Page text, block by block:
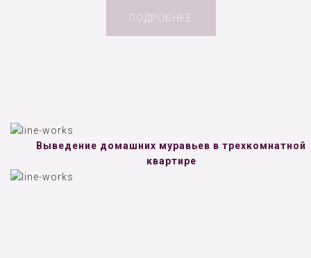
ПОДРОБНЕЕ
Выведение домашних муравьев в трехкомнатной
квартире